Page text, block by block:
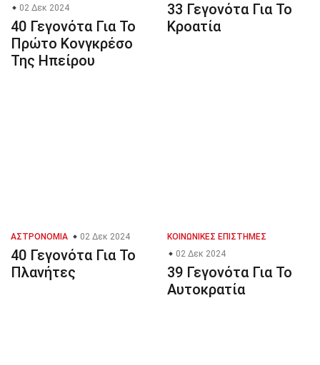
02 Δεκ 2024
40 Γεγονότα Για Το
Πρώτο Κονγκρέσο
Της Ηπείρου
33 Γεγονότα Για Το
Κροατία
ΑΣΤΡΟΝΟΜΊΑ 02 Δεκ 2024
40 Γεγονότα Για Το
Πλανήτες
ΚΟΙΝΩΝΙΚΈΣ ΕΠΙΣΤΉΜΕΣ
02 Δεκ 2024
39 Γεγονότα Για Το
Αυτοκρατία